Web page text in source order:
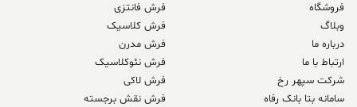
فروشگاه
وبلاگ
درباره ما
ارتباط با ما
شرکت سپهر رخ
سامانه بتا بانک رفاه
فرش فانتزی
فرش کلاسیک
فرش مدرن
فرش نئوکلاسیک
فرش لاکی
فرش نقش برجسته